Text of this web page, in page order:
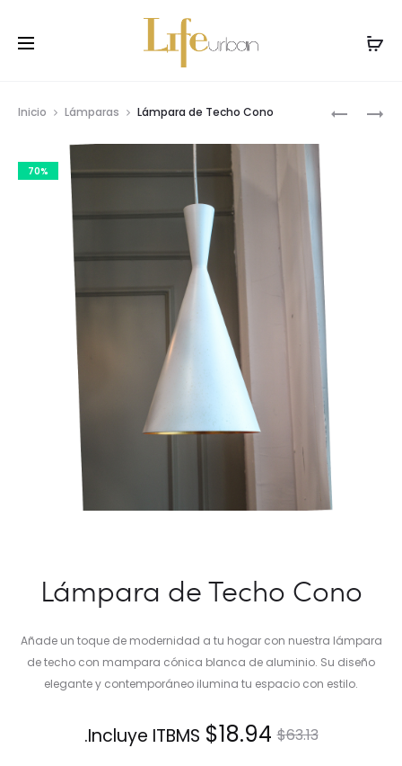
LÁMPARA
LÁMPARA
Inicio Lámparas Lámpara de Techo Cono
70%
Lámpara de Techo Cono
Añade un toque de modernidad a tu hogar con nuestra lámpara
de techo con mampara cónica blanca de aluminio. Su diseño
elegante y contemporáneo ilumina tu espacio con estilo.
$63.13
El
$18.94
El
Incluye ITBMS.